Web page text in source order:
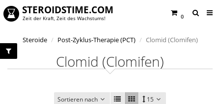
0
STEROIDSTIME.COM
Zeit der Kraft, Zeit des Wachstums!
Steroide Post-Zyklus-Therapie (PCT) Clomid (Clomifen)
Clomid (Clomifen)
Sortieren nach 15